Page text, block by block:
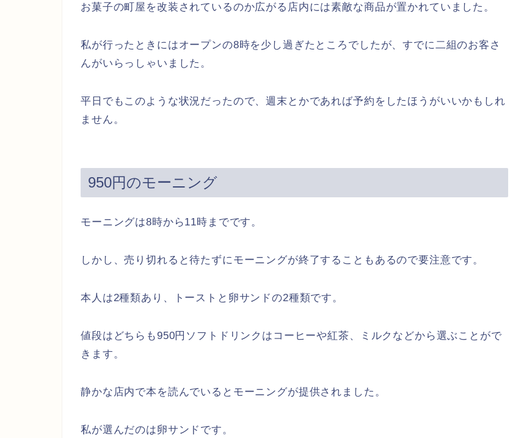
お菓子の町屋を改装されているのか広がる店内には素敵な商品が置かれていました。
私が行ったときにはオープンの8時を少し過ぎたところでしたが、すでに二組のお客さ
んがいらっしゃいました。
平日でもこのような状況だったので、週末とかであれば予約をしたほうがいいかもしれ
ません。
950円のモーニング
モーニングは8時から11時までです。
しかし、売り切れると待たずにモーニングが終了することもあるので要注意です。
本人は2種類あり、トーストと卵サンドの2種類です。
値段はどちらも950円ソフトドリンクはコーヒーや紅茶、ミルクなどから選ぶことがで
きます。
静かな店内で本を読んでいるとモーニングが提供されました。
私が選んだのは卵サンドです。